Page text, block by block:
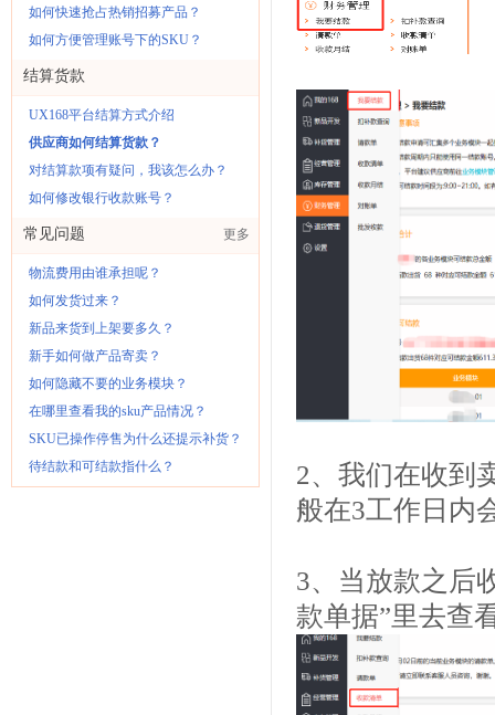
如何快速抢占热销招募产品？
如何方便管理账号下的SKU？
结算货款
UX168平台结算方式介绍
供应商如何结算货款？
对结算款项有疑问，我该怎么办？
如何修改银行收款账号？
常见问题 更多
物流费用由谁承担呢？
如何发货过来？
新品来货到上架要多久？
新手如何做产品寄卖？
如何隐藏不要的业务模块？
在哪里查看我的sku产品情况？
SKU已操作停售为什么还提示补货？
待结款和可结款指什么？
2、我们在收到
般在3工作日内
3、当放款之后
款单据”里去查